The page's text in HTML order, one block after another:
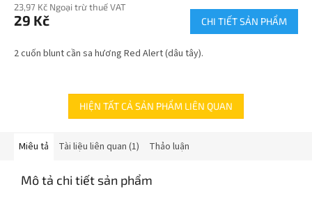
23,97 Kč Ngoại trừ thuế VAT
29 Kč CHI TIẾT SẢN PHẨM
2 cuốn blunt cần sa hương Red Alert (dâu tây).
HIỆN TẤT CẢ SẢN PHẨM LIÊN QUAN
Miêu tả Tài liệu liên quan (1) Thảo luận
Mô tả chi tiết sản phẩm